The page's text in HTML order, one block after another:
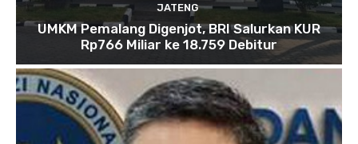
JATENG
UMKM Pemalang Digenjot, BRI Salurkan KUR
Rp766 Miliar ke 18.759 Debitur